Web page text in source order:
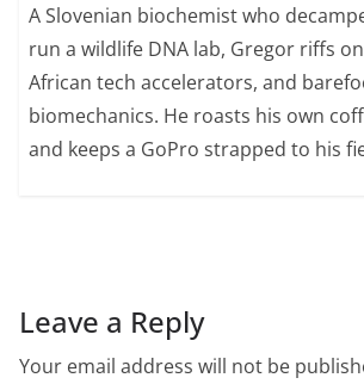
A Slovenian biochemist who
run a wildlife DNA lab, Gregor riffs
African tech accelerators, and
biomechanics. He roasts his own
and keeps a GoPro strapped to his
Leave a Reply
Your email address will not be